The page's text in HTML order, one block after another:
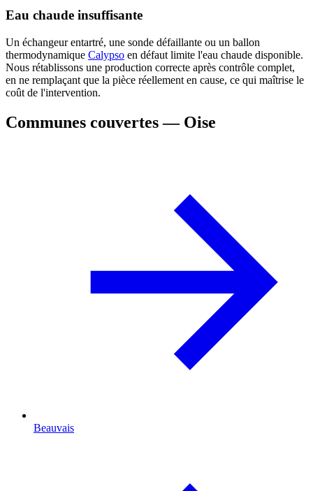
Eau chaude insuffisante
Un échangeur entartré, une sonde défaillante ou un ballon
thermodynamique Calypso en défaut limite l'eau chaude disponible.
Nous rétablissons une production correcte après contrôle complet,
en ne remplaçant que la pièce réellement en cause, ce qui maîtrise le
coût de l'intervention.
Communes couvertes — Oise
Beauvais